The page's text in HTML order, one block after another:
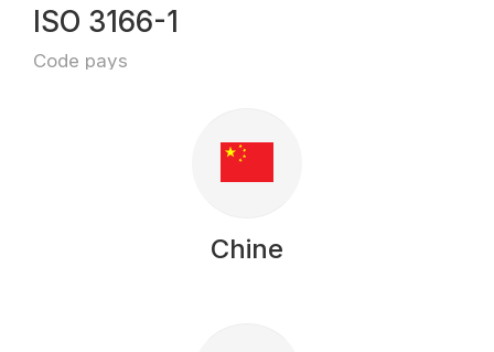
ISO 3166-1
Code pays
Chine